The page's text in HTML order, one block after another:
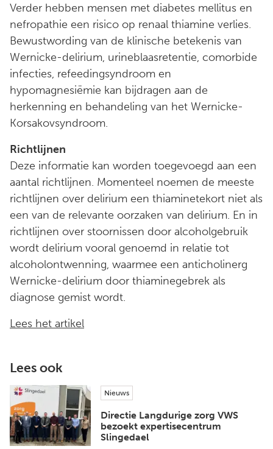
Verder hebben mensen met diabetes mellitus en
nefropathie een risico op renaal thiamine verlies.
Bewustwording van de klinische betekenis van
Wernicke-delirium, urineblaasretentie, comorbide
infecties, refeedingsyndroom en
hypomagnesiëmie kan bijdragen aan de
herkenning en behandeling van het Wernicke-
Korsakovsyndroom.
Richtlijnen
Deze informatie kan worden toegevoegd aan een
aantal richtlijnen. Momenteel noemen de meeste
richtlijnen over delirium een thiaminetekort niet als
een van de relevante oorzaken van delirium. En in
richtlijnen over stoornissen door alcoholgebruik
wordt delirium vooral genoemd in relatie tot
alcoholontwenning, waarmee een anticholinerg
Wernicke-delirium door thiaminegebrek als
diagnose gemist wordt.
Lees het artikel
Lees ook
Nieuws
Directie Langdurige zorg VWS
bezoekt expertisecentrum
Slingedael